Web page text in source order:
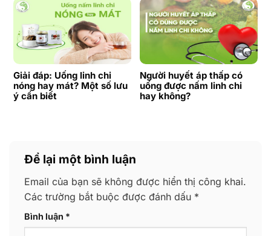
Giải đáp: Uống linh chi
nóng hay mát? Một số lưu
ý cần biết
Người huyết áp thấp có
uống được nấm linh chi
hay không?
Để lại một bình luận
Email của bạn sẽ không được hiển thị công khai.
Các trường bắt buộc được đánh dấu *
Bình luận *